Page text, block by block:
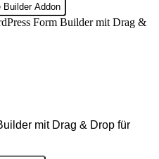
Builder Addon
mit Drag & Drop für